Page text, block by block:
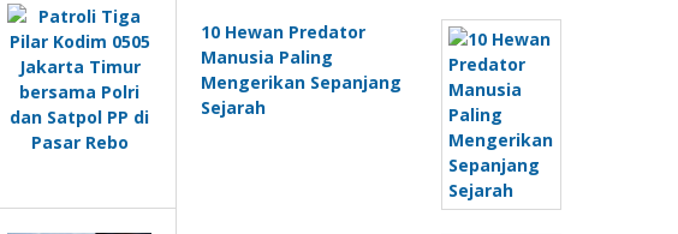
10 Hewan Predator
Manusia Paling
Mengerikan Sepanjang
Sejarah